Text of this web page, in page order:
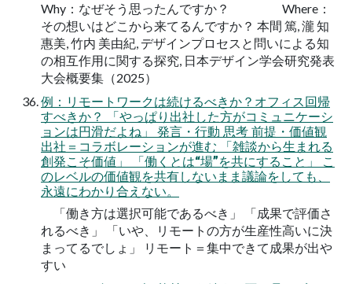
Why：なぜそう思ったんですか？ Where：
その想いはどこから来てるんですか？ 本間 篤, 瀧 知
惠美, 竹内 美由紀, デザインプロセスと問いによる知
の相互作用に関する探究, 日本デザイン学会研究発表
大会概要集（2025）
例：リモートワークは続けるべきか？オフィス回帰
すべきか？ 「やっぱり出社した方がコミュニケーシ
ョンは円滑だよね」 発言・行動 思考 前提・価値観
出社＝コラボレーションが進む 「雑談から生まれる
創発こそ価値」 「働くとは“場”を共にすること」 こ
のレベルの価値観を共有しないまま議論をしても、
永遠にわかり合えない。
「働き方は選択可能であるべき」 「成果で評価さ
れるべき」 「いや、リモートの方が生産性高いに決
まってるでしょ」 リモート＝集中できて成果が出や
すい